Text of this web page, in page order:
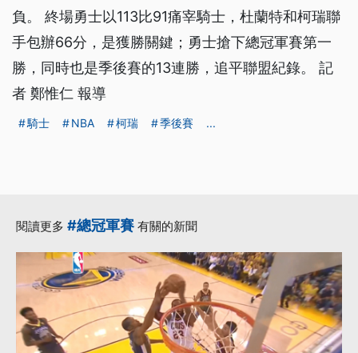
負。 終場勇士以113比91痛宰騎士，杜蘭特和柯瑞聯
手包辦66分，是獲勝關鍵；勇士搶下總冠軍賽第一
勝，同時也是季後賽的13連勝，追平聯盟紀錄。 記
者 鄭惟仁 報導
騎士 NBA 柯瑞 季後賽 ...
閱讀更多 #總冠軍賽 有關的新聞